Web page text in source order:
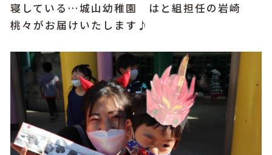
寝している…城山幼稚園 はと組担任の岩崎
桃々がお届けいたします♪